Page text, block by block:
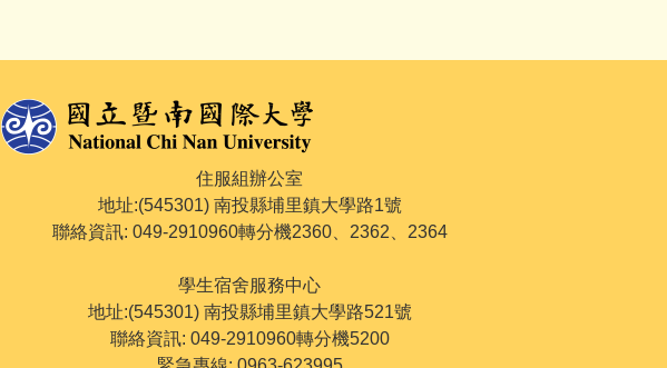
住服組辦公室
地址:(545301) 南投縣埔里鎮大學路1號
聯絡資訊: 049-2910960轉分機2360、2362、2364
學生宿舍服務中心
地址:(545301) 南投縣埔里鎮大學路521號
聯絡資訊: 049-2910960轉分機5200